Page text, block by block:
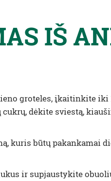
IŠ
groteles, įkaitinkite iki
dėkite sviestą,
būtų pakankamai
ir supjaustykite